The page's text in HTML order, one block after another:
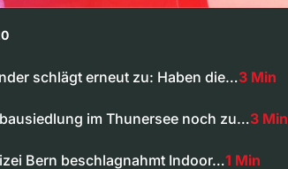
schlägt erneut zu: Haben die…3 Min
im Thunersee noch zu…3 Min
Bern beschlagnahmt Indoor…1 Min